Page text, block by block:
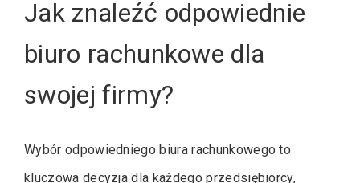
Jak znaleźć odpowiednie
biuro rachunkowe dla
swojej firmy?
Wybór odpowiedniego biura rachunkowego to
kluczowa decyzja dla każdego przedsiębiorcy,